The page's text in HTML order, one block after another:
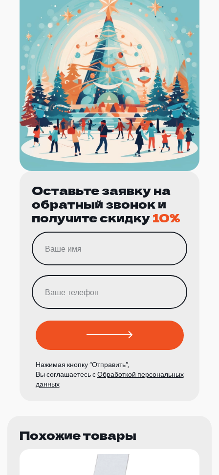
Оставьте заявку на
обратный звонок и
получите скидку10%
Нажимая кнопку “Отправить”,
Вы соглашаетесь сОбработкой персональных
данных
Похожие товары